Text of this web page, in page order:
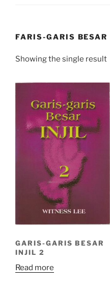
FARIS-GARIS
Showing the single result
GARIS-GARIS BESAR
INJIL 2
Read more